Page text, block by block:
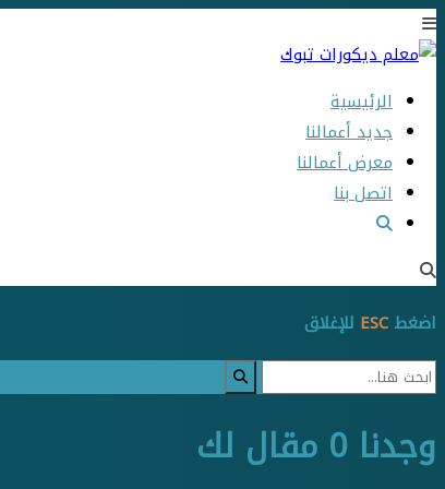
الرئيسية
جديد أعمالنا
معرض أعمالنا
اتصل بنا
اضغطESC للإغلاق
وجدنا 0 مقال لك